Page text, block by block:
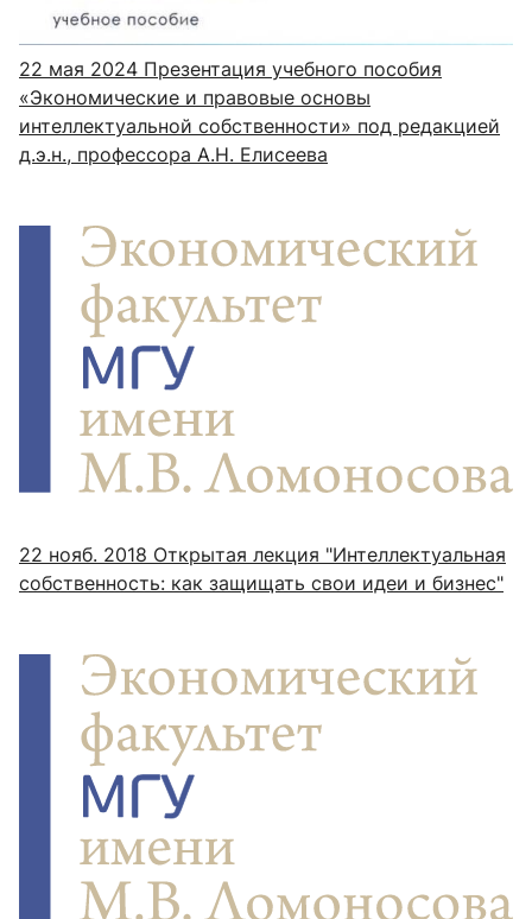
22 мая 2024 Презентация учебного пособия
«Экономические и правовые основы
интеллектуальной собственности» под редакцией
д.э.н., профессора А.Н. Елисеева
22 нояб. 2018 Открытая лекция "Интеллектуальная
собственность: как защищать свои идеи и бизнес"